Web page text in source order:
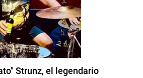
Strunz, el legendario